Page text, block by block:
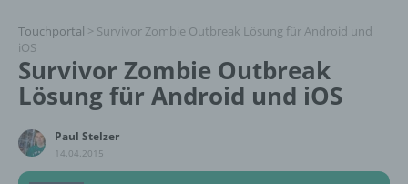
Touchportal > Survivor Zombie Outbreak Lösung für Android und
iOS
Survivor Zombie Outbreak
Lösung für Android und iOS
Paul Stelzer
14.04.2015